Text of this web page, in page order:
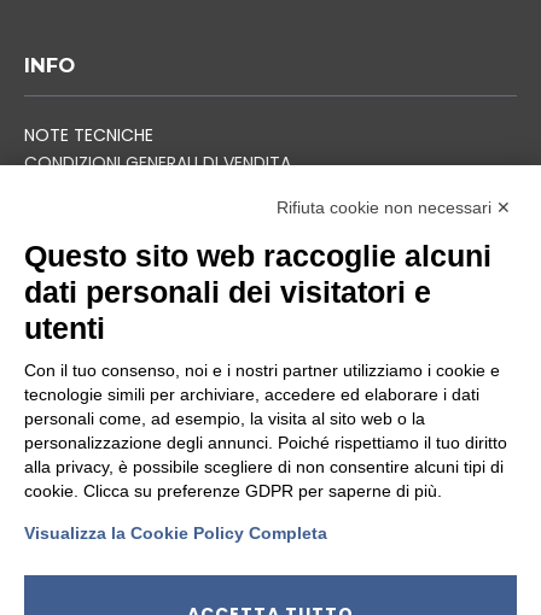
INFO
NOTE TECNICHE
CONDIZIONI GENERALI DI VENDITA
PRIVACY POLICY
MODIFICA PREFERENZE COOKIES
IL GRUPPO
Rifiuta cookie non necessari ✕
Questo sito web raccoglie alcuni
dati personali dei visitatori e
utenti
Con il tuo consenso, noi e i nostri partner utilizziamo i cookie e
tecnologie simili per archiviare, accedere ed elaborare i dati
personali come, ad esempio, la visita al sito web o la
personalizzazione degli annunci. Poiché rispettiamo il tuo diritto
alla privacy, è possibile scegliere di non consentire alcuni tipi di
cookie. Clicca su preferenze GDPR per saperne di più.
Visualizza la Cookie Policy Completa